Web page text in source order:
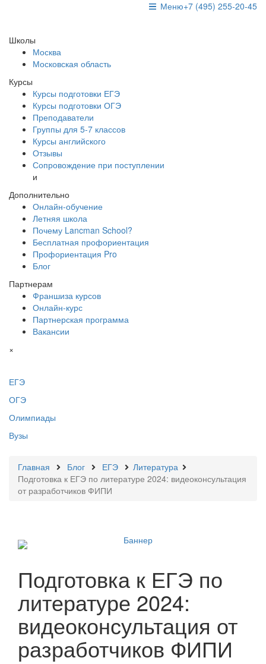
+7 (495) 255-20-45
Меню
Школы
Москва
Московская область
Курсы
Курсы подготовки ЕГЭ
Курсы подготовки ОГЭ
Преподаватели
Группы для 5-7 классов
Курсы английского
Отзывы
Сопровождение при поступлении
и
Дополнительно
Онлайн-обучение
Летняя школа
Почему Lancman School?
Бесплатная профориентация
Профориентация Pro
Блог
Партнерам
Франшиза курсов
Онлайн-курс
Партнерская программа
Вакансии
×
ЕГЭ
ОГЭ
Олимпиады
Вузы
Главная Блог ЕГЭ
Литература
Подготовка к ЕГЭ по литературе 2024: видеоконсультация
от разработчиков ФИПИ
Подготовка к ЕГЭ по
литературе 2024:
видеоконсультация от
разработчиков ФИПИ